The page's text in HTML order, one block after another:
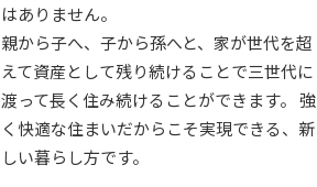
はありません。
親から子へ、子から孫へと、家が世代を超
えて資産として残り続けることで三世代に
渡って長く住み続けることができます。 強
く快適な住まいだからこそ実現できる、新
しい暮らし方です。